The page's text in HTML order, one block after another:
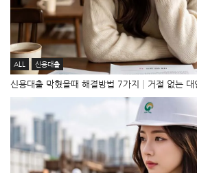
ALL 신용대출
신용대출 막혔을때 해결방법 7가지│거절 없는 대